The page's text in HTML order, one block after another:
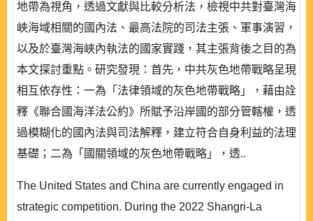
地帶為視角，透過文獻與比較分析法，檢視中共對臺灣海
峽海域相關的國內法、最高法院的司法主張、軍事演習，
以及於臺灣海峽內執法的國家實踐，其主張背後之目的為
本文探討重點。研究發現：首先，中共灰色地帶戰略呈現
相互依存性：一為「法律領域的灰色地帶戰略」，藉由詮
釋《聯合國海洋法公約》所賦予沿岸國的部分管轄權，透
過模糊化的國內法與司法解釋，建立符合自身利益的法理
基礎；二為「國關領域的灰色地帶戰略」，透..
The United States and China are currently engaged in
strategic competition. During the 2022 Shangri-La